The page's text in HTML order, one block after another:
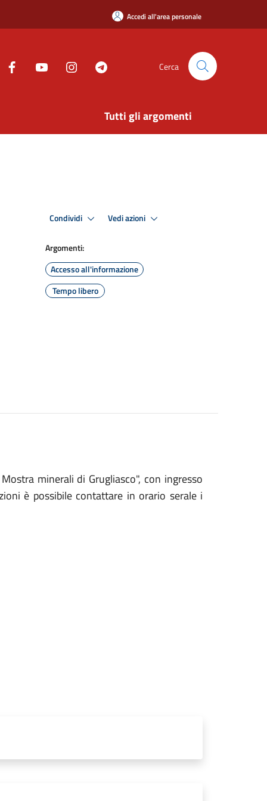
Accedi all'area personale
Cerca
Tutti gli argomenti
Condividi Vedi azioni
Argomenti:
Accesso all'informazione
Tempo libero
minerali di Grugliasco", con ingresso
è possibile contattare in orario serale i